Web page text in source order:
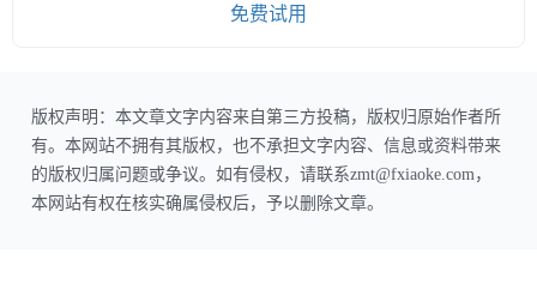
免费试用
版权声明：本文章文字内容来自第三方投稿，版权归原始作者所
有。本网站不拥有其版权，也不承担文字内容、信息或资料带来
的版权归属问题或争议。如有侵权，请联系zmt@fxiaoke.com，
本网站有权在核实确属侵权后，予以删除文章。